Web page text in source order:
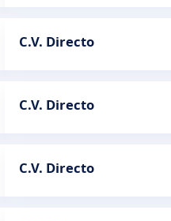
C.V. Directo
C.V. Directo
C.V. Directo